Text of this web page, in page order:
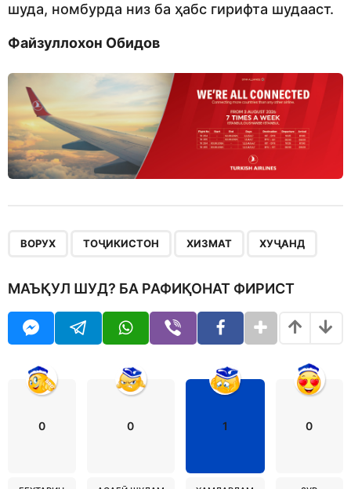
шуда, номбурда низ ба ҳабс гирифта шудааст.
Файзуллохон Обидов
ВОРУХ ТОҶИКИСТОН ХИЗМАТ ХУҶАНД
МАЪҚУЛ ШУД? БА РАФИҚОНАТ ФИРИСТ
0 0 1 0